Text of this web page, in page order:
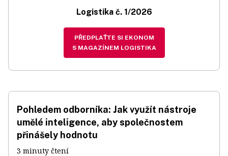
Logistika č. 1/2026
PŘEDPLAŤTE SI EKONOM
S MAGAZÍNEM LOGISTIKA
Pohledem odborníka: Jak využít nástroje
umělé inteligence, aby společnostem
přinášely hodnotu
3 minuty čtení